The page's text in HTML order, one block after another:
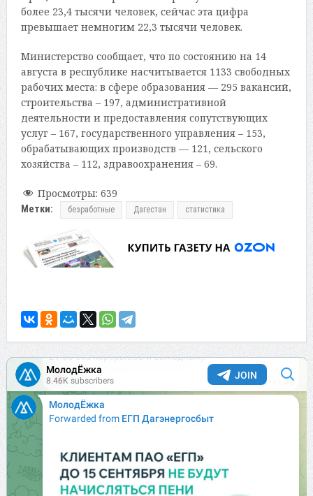
более 23,4 тысячи человек, сейчас эта цифра
превышает немногим 22,3 тысячи человек.
Министерство сообщает, что по состоянию на 14
августа в республике насчитывается 1133 свободных
рабочих места: в сфере образования — 295 вакансий,
строительства – 197, административной
деятельности и предоставления сопутствующих
услуг – 167, государственного управления – 153,
обрабатывающих производств — 121, сельского
хозяйства – 112, здравоохранения – 69.
Просмотры: 639
Метки: безработные Дагестан статистика